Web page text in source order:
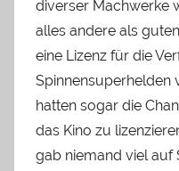
diverser Machwerke
alles andere als
eine Lizenz für die
Spinnensuperhelden
hatten sogar die
das Kino zu
gab niemand viel auf